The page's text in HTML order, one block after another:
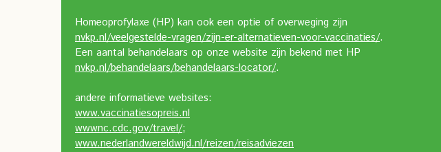
Homeoprofylaxe (HP) kan ook een optie of overweging zijn
nvkp.nl/veelgestelde-vragen/zijn-er-alternatieven-voor-vaccinaties/.
Een aantal behandelaars op onze website zijn bekend met HP
nvkp.nl/behandelaars/behandelaars-locator/.
andere informatieve websites:
www.vaccinatiesopreis.nl
wwwnc.cdc.gov/travel/;
www.nederlandwereldwijd.nl/reizen/reisadviezen